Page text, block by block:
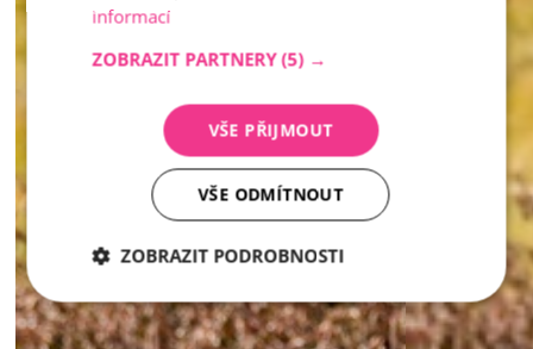
informací
ZOBRAZIT PARTNERY (5) →
VŠE PŘIJMOUT
VŠE ODMÍTNOUT
ZOBRAZIT PODROBNOSTI
Nezbytně
nutné
soubory
Analytika Marketing